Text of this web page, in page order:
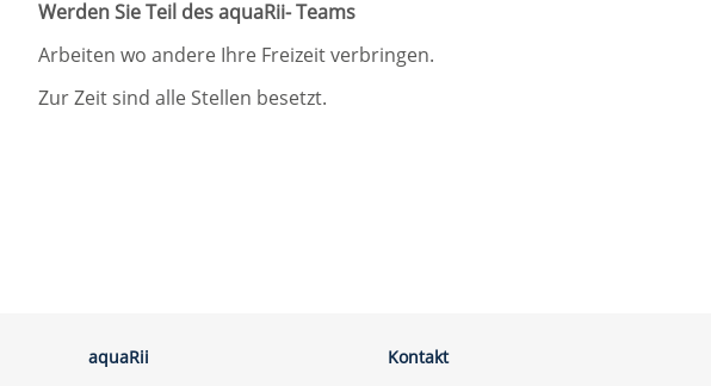
Werden Sie Teil des aquaRii- Teams
Arbeiten wo andere Ihre Freizeit verbringen.
Zur Zeit sind alle Stellen besetzt.
aquaRii Kontakt